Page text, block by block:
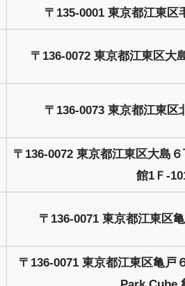
〒135-0001 東京都江東区
〒136-0072 東京都江東区大
〒136-0073 東京都江東区
〒136-0072 東京都江東区大島
館1Ｆ-
〒136-0071 東京都江東区
〒136-0071 東京都江東区亀戸